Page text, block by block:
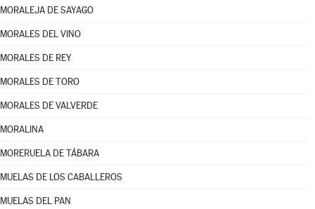
MORALEJA DE SAYAGO
MORALES DEL VINO
MORALES DE REY
MORALES DE TORO
MORALES DE VALVERDE
MORALINA
MORERUELA DE TÁBARA
MUELAS DE LOS CABALLEROS
MUELAS DEL PAN